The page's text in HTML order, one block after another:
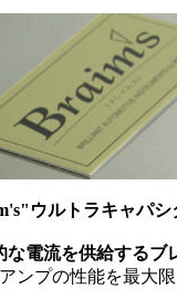
ウルトラキャパシ
電流を供給するブ
ンプの性能を最大